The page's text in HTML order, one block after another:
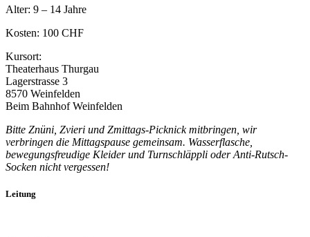
Alter: 9 – 14 Jahre
Kosten: 100 CHF
Kursort:
Theaterhaus Thurgau
Lagerstrasse 3
8570 Weinfelden
Beim Bahnhof Weinfelden
Bitte Znüni, Zvieri und Zmittags-Picknick mitbringen, wir
verbringen die Mittagspause gemeinsam. Wasserflasche,
bewegungsfreudige Kleider und Turnschläppli oder Anti-Rutsch-
Socken nicht vergessen!
Leitung